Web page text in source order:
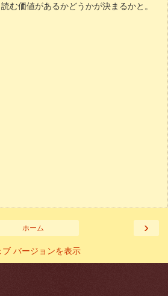
む価値があるかどうかが決まるかと。
›
ホーム
ブ バージョンを表示